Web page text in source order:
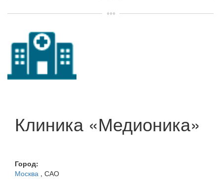
Клиника «Медионика»
Город:
Москва , САО